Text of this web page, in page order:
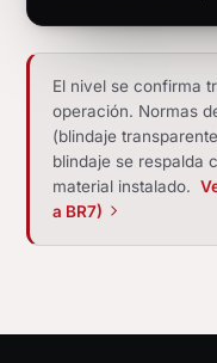
El nivel se confirma
operación. Normas
(blindaje
blindaje se respalda
material instalado.
a BR7)